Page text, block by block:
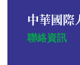
中華國際
聯絡資訊